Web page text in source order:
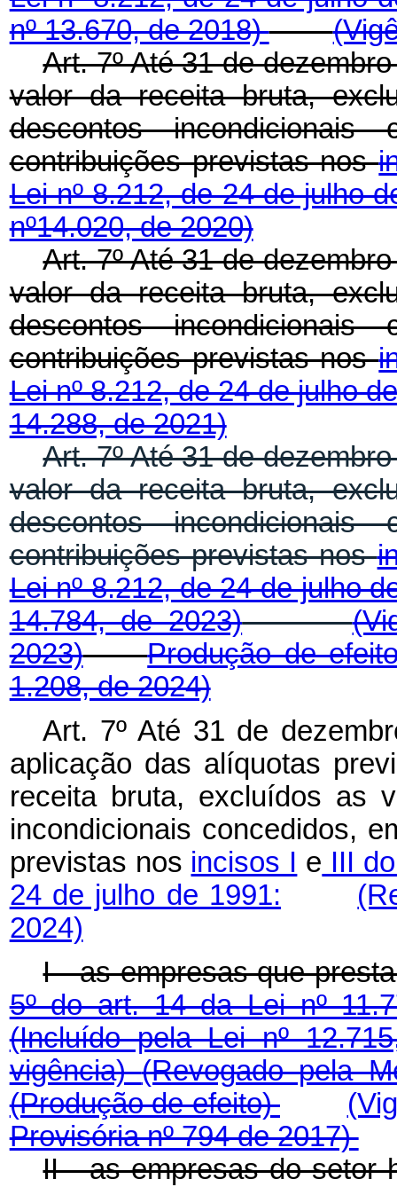
nº 13.670, de 2018)
Art. 7º Até 31 de
valor da receita bruta,
descontos
contribuições previstas nos
Lei nº 8.212, de 24 de julho
nº14.020, de 2020)
Art. 7º Até 31 de
valor da receita bruta,
descontos
contribuições previstas nos
Lei nº 8.212, de 24 de julho
14.288, de 2021)
Art. 7º Até 31 de
valor da receita bruta,
descontos
contribuições previstas nos
Lei nº 8.212, de 24 de julho
14.784, de 2023)
2023)
Produção de
1.208, de 2024)
Art. 7º Até 31 de
aplicação das alíquotas
receita bruta, excluídos as
incondicionais concedidos,
previstas nos incisos I e III
24 de julho de 1991:
2024)
I - as empresas que
5º do art. 14 da Lei nº
(Incluído pela Lei nº
vigência)(Revogado pela
(Produção de efeito)
Provisória nº 794 de 2017)
II - as empresas do setor